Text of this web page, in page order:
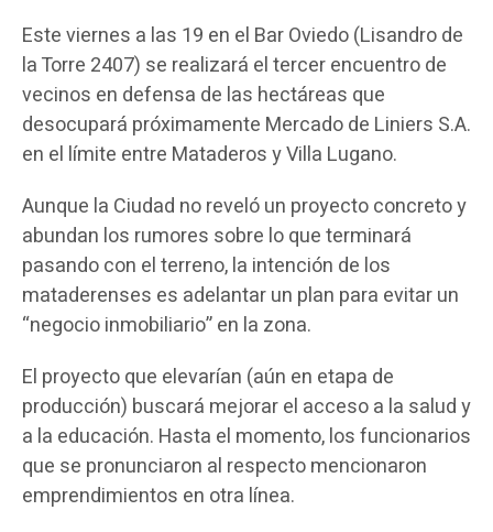
Este viernes a las 19 en el Bar Oviedo (Lisandro de
la Torre 2407) se realizará el tercer encuentro de
vecinos en defensa de las hectáreas que
desocupará próximamente Mercado de Liniers S.A.
en el límite entre Mataderos y Villa Lugano.
Aunque la Ciudad no reveló un proyecto concreto y
abundan los rumores sobre lo que terminará
pasando con el terreno, la intención de los
mataderenses es adelantar un plan para evitar un
“negocio inmobiliario” en la zona.
El proyecto que elevarían (aún en etapa de
producción) buscará mejorar el acceso a la salud y
a la educación. Hasta el momento, los funcionarios
que se pronunciaron al respecto mencionaron
emprendimientos en otra línea.